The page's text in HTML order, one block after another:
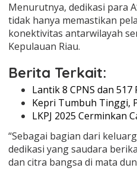
i
n
g
g
i
l
i
B
r
-
A
Menurutnya, dedikasi para
tidak hanya memastikan
konektivitas antarwilayah
Kepulauan Riau.
Berita Terkait:
Lantik 8 CPNS dan
Kepri Tumbuh Tinggi,
LKPJ 2025 Cerminkan
“Sebagai bagian dari
dedikasi yang saudara
dan citra bangsa di mata